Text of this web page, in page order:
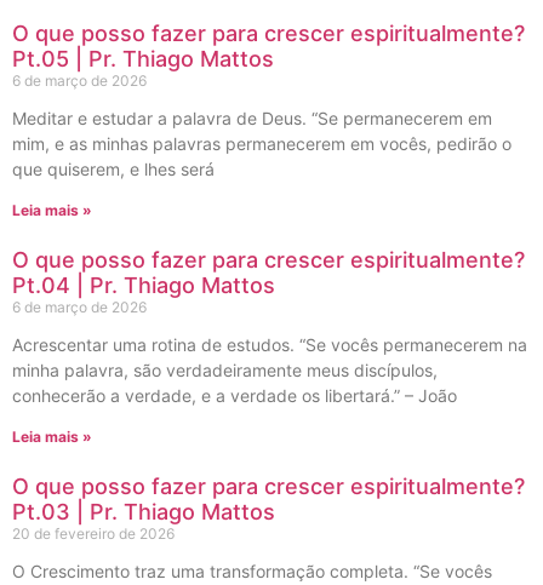
O que posso fazer para crescer espiritualmente?
Pt.05 | Pr. Thiago Mattos
6 de março de 2026
Meditar e estudar a palavra de Deus. “Se permanecerem em
mim, e as minhas palavras permanecerem em vocês, pedirão o
que quiserem, e lhes será
Leia mais »
O que posso fazer para crescer espiritualmente?
Pt.04 | Pr. Thiago Mattos
6 de março de 2026
Acrescentar uma rotina de estudos. “Se vocês permanecerem na
minha palavra, são verdadeiramente meus discípulos,
conhecerão a verdade, e a verdade os libertará.” – João
Leia mais »
O que posso fazer para crescer espiritualmente?
Pt.03 | Pr. Thiago Mattos
20 de fevereiro de 2026
O Crescimento traz uma transformação completa. “Se vocês